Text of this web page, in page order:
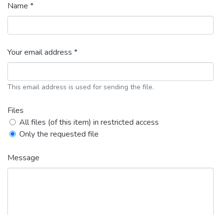
Name *
Your email address *
This email address is used for sending the file.
Files
All files (of this item) in restricted access
Only the requested file
Message